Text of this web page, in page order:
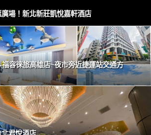
場！新北新莊凱悅嘉軒酒店
容徠旅高雄店~夜市旁近捷運站交通方
君悅酒店